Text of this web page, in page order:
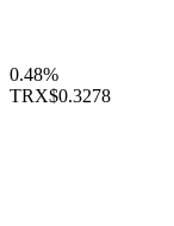
0.48%
TRX$0.3278